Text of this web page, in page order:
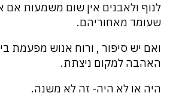
לנוף ולאבנים אין שום משמעות אם
שעומד מאחוריהם.
ואם יש סיפור , ורוח אנוש מפעמת
האהבה למקום ניצתת.
היה או לא היה- זה לא משנה.